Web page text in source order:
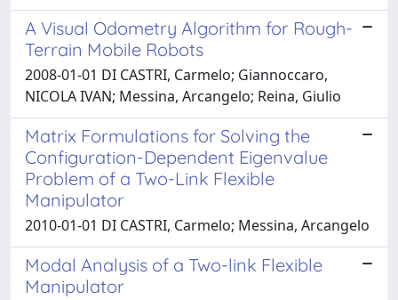
A Visual Odometry Algorithm for Rough-
Terrain Mobile Robots
2008-01-01 DI CASTRI, Carmelo; Giannoccaro,
NICOLA IVAN; Messina, Arcangelo; Reina, Giulio
Matrix Formulations for Solving the
Configuration-Dependent Eigenvalue
Problem of a Two-Link Flexible
Manipulator
2010-01-01 DI CASTRI, Carmelo; Messina, Arcangelo
Modal Analysis of a Two-link Flexible
Manipulator